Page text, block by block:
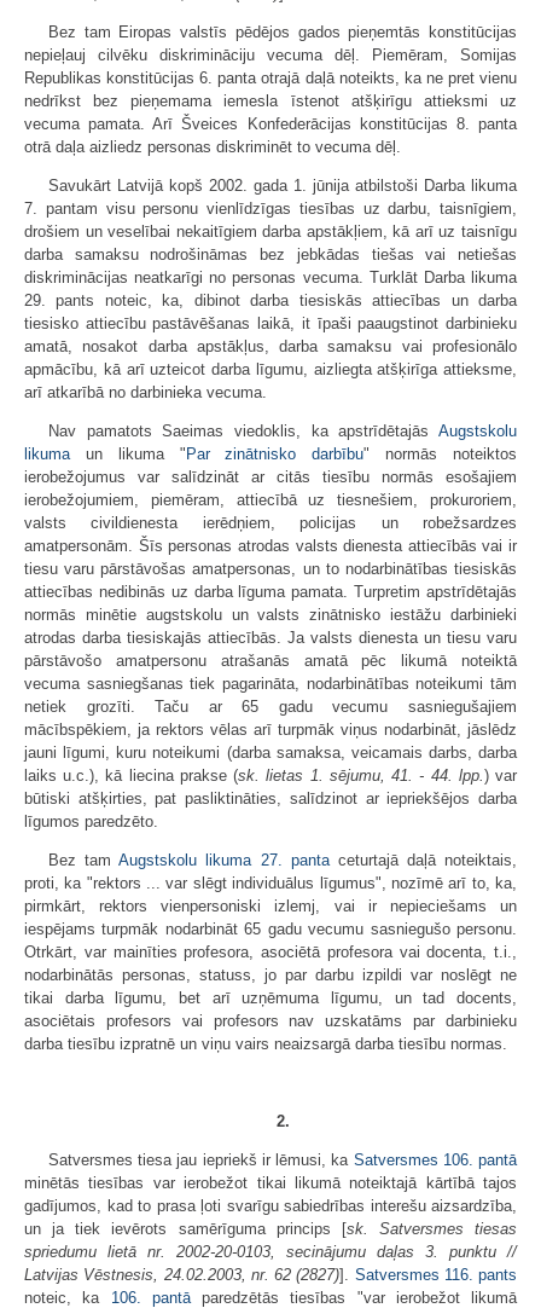
Bez tam Eiropas valstīs pēdējos gados pieņemtās konstitūcijas
nepieļauj cilvēku diskrimināciju vecuma dēļ. Piemēram, Somijas
Republikas konstitūcijas 6. panta otrajā daļā noteikts, ka ne pret vienu
nedrīkst bez pieņemama iemesla īstenot atšķirīgu attieksmi uz
vecuma pamata. Arī Šveices Konfederācijas konstitūcijas 8. panta
otrā daļa aizliedz personas diskriminēt to vecuma dēļ.
Savukārt Latvijā kopš 2002. gada 1. jūnija atbilstoši Darba likuma
7. pantam visu personu vienlīdzīgas tiesības uz darbu, taisnīgiem,
drošiem un veselībai nekaitīgiem darba apstākļiem, kā arī uz taisnīgu
darba samaksu nodrošināmas bez jebkādas tiešas vai netiešas
diskriminācijas neatkarīgi no personas vecuma. Turklāt Darba likuma
29. pants noteic, ka, dibinot darba tiesiskās attiecības un darba
tiesisko attiecību pastāvēšanas laikā, it īpaši paaugstinot darbinieku
amatā, nosakot darba apstākļus, darba samaksu vai profesionālo
apmācību, kā arī uzteicot darba līgumu, aizliegta atšķirīga attieksme,
arī atkarībā no darbinieka vecuma.
Nav pamatots Saeimas viedoklis, ka apstrīdētajās Augstskolu
likumaun likuma " Par zinātnisko darbību" normās noteiktos
ierobežojumus var salīdzināt ar citās tiesību normās esošajiem
ierobežojumiem, piemēram, attiecībā uz tiesnešiem, prokuroriem,
valsts civildienesta ierēdņiem, policijas un robežsardzes
amatpersonām. Šīs personas atrodas valsts dienesta attiecībās vai ir
tiesu varu pārstāvošas amatpersonas, un to nodarbinātības tiesiskās
attiecības nedibinās uz darba līguma pamata. Turpretim apstrīdētajās
normās minētie augstskolu un valsts zinātnisko iestāžu darbinieki
atrodas darba tiesiskajās attiecībās. Ja valsts dienesta un tiesu varu
pārstāvošo amatpersonu atrašanās amatā pēc likumā noteiktā
vecuma sasniegšanas tiek pagarināta, nodarbinātības noteikumi tām
netiek grozīti. Taču ar 65 gadu vecumu sasniegušajiem
mācībspēkiem, ja rektors vēlas arī turpmāk viņus nodarbināt, jāslēdz
jauni līgumi, kuru noteikumi (darba samaksa, veicamais darbs, darba
laiks u.c.), kā liecina prakse (sk. lietas 1. sējumu, 41. - 44. lpp.) var
būtiski atšķirties, pat pasliktināties, salīdzinot ar iepriekšējos darba
līgumos paredzēto.
Bez tamAugstskolu likuma 27. pantaceturtajā daļā noteiktais,
proti, ka "rektors ... var slēgt individuālus līgumus", nozīmē arī to, ka,
pirmkārt, rektors vienpersoniski izlemj, vai ir nepieciešams un
iespējams turpmāk nodarbināt 65 gadu vecumu sasniegušo personu.
Otrkārt, var mainīties profesora, asociētā profesora vai docenta, t.i.,
nodarbinātās personas, statuss, jo par darbu izpildi var noslēgt ne
tikai darba līgumu, bet arī uzņēmuma līgumu, un tad docents,
asociētais profesors vai profesors nav uzskatāms par darbinieku
darba tiesību izpratnē un viņu vairs neaizsargā darba tiesību normas.
2.
Satversmes tiesa jau iepriekš ir lēmusi, ka Satversmes 106. pantā
minētās tiesības var ierobežot tikai likumā noteiktajā kārtībā tajos
gadījumos, kad to prasa ļoti svarīgu sabiedrības interešu aizsardzība,
un ja tiek ievērots samērīguma princips [sk.
Satversmes tiesas
spriedumu lietā nr. 2002-20-0103, secinājumu daļas 3. punktu //
Latvijas Vēstnesis, 24.02.2003, nr. 62 (2827)]. Satversmes 116. pants
noteic, ka 106. pantāparedzētās tiesības "var ierobežot likumā